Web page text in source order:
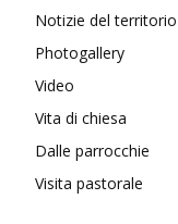
Notizie del territorio
Photogallery
Video
Vita di chiesa
Dalle parrocchie
Visita pastorale